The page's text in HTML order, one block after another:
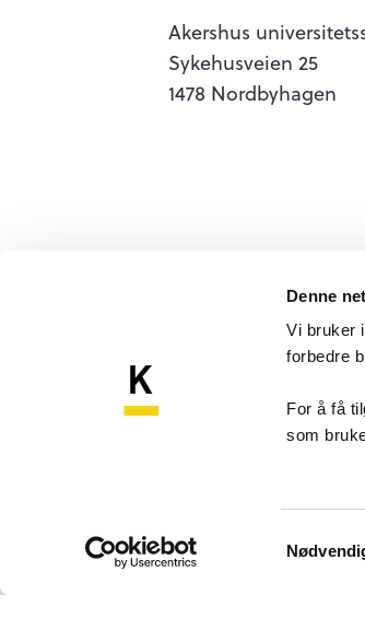
Denne
Vi bruker
forbedre
For å få
som
Akershus
Sykehusveien 25
1478 Nordbyhagen